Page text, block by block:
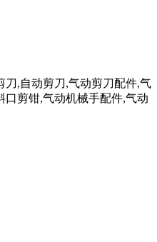
刀,自动剪刀,气动剪刀配件,气
剪钳,气动机械手配件,气动